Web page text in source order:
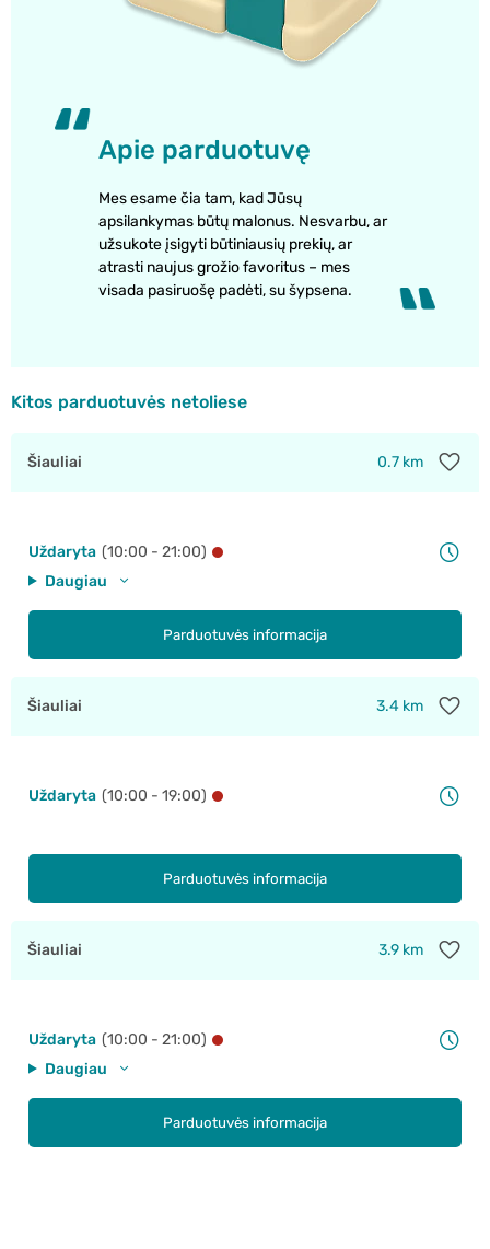
Apie parduotuvę
Mes esame čia tam, kad Jūsų
apsilankymas būtų malonus. Nesvarbu, ar
užsukote įsigyti būtiniausių prekių, ar
atrasti naujus grožio favoritus – mes
visada pasiruošę padėti, su šypsena.
Kitos parduotuvės netoliese
Šiauliai 0.7 km
Uždaryta (10:00 - 21:00)
Daugiau
Parduotuvės informacija
Šiauliai 3.4 km
Uždaryta (10:00 - 19:00)
Parduotuvės informacija
Šiauliai 3.9 km
Uždaryta (10:00 - 21:00)
Daugiau
Parduotuvės informacija